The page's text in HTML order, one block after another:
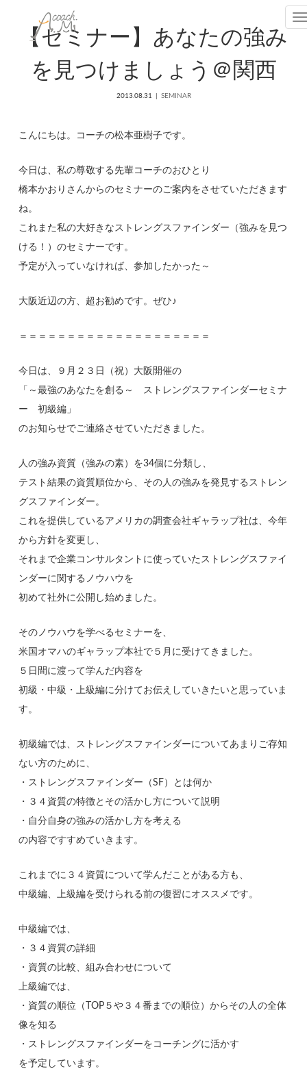
【セミナー】あなたの強み
を見つけましょう＠関西
2013.08.31 SEMINAR
こんにちは。コーチの松本亜樹子です。
今日は、私の尊敬する先輩コーチのおひとり
橋本かおりさんからのセミナーのご案内をさせていただきます
ね。
これまた私の大好きなストレングスファインダー（強みを見つ
ける！）のセミナーです。
予定が入っていなければ、参加したかった～
大阪近辺の方、超お勧めです。ぜひ♪
＝＝＝＝＝＝＝＝＝＝＝＝＝＝＝＝＝＝＝＝
今日は、９月２３日（祝）大阪開催の
「～最強のあなたを創る～ ストレングスファインダーセミナ
ー 初級編」
のお知らせでご連絡させていただきました。
人の強み資質（強みの素）を34個に分類し、
テスト結果の資質順位から、その人の強みを発見するストレン
グスファインダー。
これを提供しているアメリカの調査会社ギャラップ社は、今年
から方針を変更し、
それまで企業コンサルタントに使っていたストレングスファイ
ンダーに関するノウハウを
初めて社外に公開し始めました。
そのノウハウを学べるセミナーを、
米国オマハのギャラップ本社で５月に受けてきました。
５日間に渡って学んだ内容を
初級・中級・上級編に分けてお伝えしていきたいと思っていま
す。
初級編では、ストレングスファインダーについてあまりご存知
ない方のために、
・ストレングスファインダー（SF）とは何か
・３４資質の特徴とその活かし方について説明
・自分自身の強みの活かし方を考える
の内容ですすめていきます。
これまでに３４資質について学んだことがある方も、
中級編、上級編を受けられる前の復習にオススメです。
中級編では、
・３４資質の詳細
・資質の比較、組み合わせについて
上級編では、
・資質の順位（TOP５や３４番までの順位）からその人の全体
像を知る
・ストレングスファインダーをコーチングに活かす
を予定しています。